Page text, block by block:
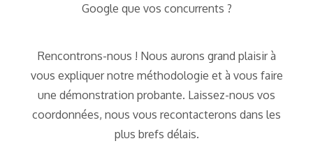
Google que vos concurrents ?
Rencontrons-nous ! Nous aurons grand plaisir à
vous expliquer notre méthodologie et à vous faire
une démonstration probante. Laissez-nous vos
coordonnées, nous vous recontacterons dans les
plus brefs délais.